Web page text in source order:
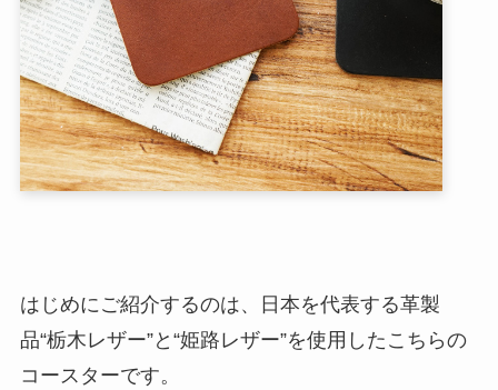
はじめにご紹介するのは、日本を代表する革製
品“栃木レザー”と“姫路レザー”を使用したこちらの
コースターです。